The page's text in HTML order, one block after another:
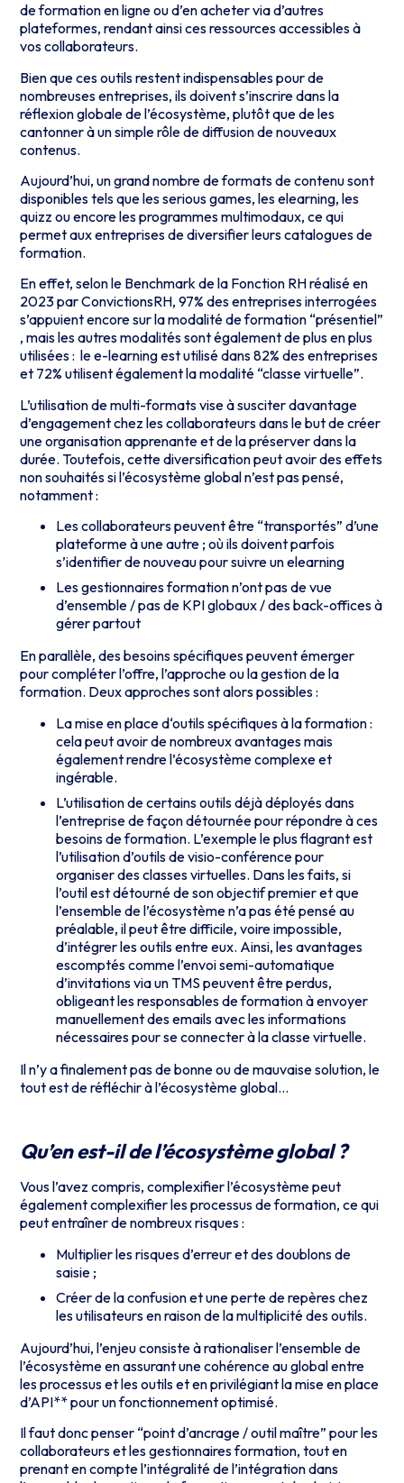
de formation en ligne ou d’en acheter via d’autres
plateformes, rendant ainsi ces ressources accessibles à
vos collaborateurs.
Bien que ces outils restent indispensables pour de
nombreuses entreprises, ils doivent s’inscrire dans la
réflexion globale de l’écosystème, plutôt que de les
cantonner à un simple rôle de diffusion de nouveaux
contenus.
Aujourd’hui, un grand nombre de formats de contenu sont
disponibles tels que les serious games, les elearning, les
quizz ou encore les programmes multimodaux, ce qui
permet aux entreprises de diversifier leurs catalogues de
formation.
En effet, selon le Benchmark de la Fonction RH réalisé en
2023 par ConvictionsRH, 97% des entreprises interrogées
s’appuient encore sur la modalité de formation “présentiel”
, mais les autres modalités sont également de plus en plus
utilisées : le e-learning est utilisé dans 82% des entreprises
et 72% utilisent également la modalité “classe virtuelle”.
L’utilisation de multi-formats vise à susciter davantage
d’engagement chez les collaborateurs dans le but de créer
une organisation apprenante et de la préserver dans la
durée. Toutefois, cette diversification peut avoir des effets
non souhaités si l’écosystème global n’est pas pensé,
notamment :
Les collaborateurs peuvent être “transportés” d’une
plateforme à une autre ; où ils doivent parfois
s’identifier de nouveau pour suivre un elearning
Les gestionnaires formation n’ont pas de vue
d’ensemble / pas de KPI globaux / des back-offices à
gérer partout
En parallèle, des besoins spécifiques peuvent émerger
pour compléter l’offre, l’approche ou la gestion de la
formation. Deux approches sont alors possibles :
La mise en place d‘outils spécifiques à la formation :
cela peut avoir de nombreux avantages mais
également rendre l’écosystème complexe et
ingérable.
L’utilisation de certains outils déjà déployés dans
l’entreprise de façon détournée pour répondre à ces
besoins de formation. L’exemple le plus flagrant est
l’utilisation d’outils de visio-conférence pour
organiser des classes virtuelles. Dans les faits, si
l’outil est détourné de son objectif premier et que
l’ensemble de l’écosystème n’a pas été pensé au
préalable, il peut être difficile, voire impossible,
d’intégrer les outils entre eux. Ainsi, les avantages
escomptés comme l’envoi semi-automatique
d’invitations via un TMS peuvent être perdus,
obligeant les responsables de formation à envoyer
manuellement des emails avec les informations
nécessaires pour se connecter à la classe virtuelle.
Il n’y a finalement pas de bonne ou de mauvaise solution, le
tout est de réfléchir à l’écosystème global…
Qu’en est-il de l’écosystème global ?
Vous l’avez compris, complexifier l’écosystème peut
également complexifier les processus de formation, ce qui
peut entraîner de nombreux risques :
Multiplier les risques d’erreur et des doublons de
saisie ;
Créer de la confusion et une perte de repères chez
les utilisateurs en raison de la multiplicité des outils.
Aujourd’hui, l’enjeu consiste à rationaliser l’ensemble de
l’écosystème en assurant une cohérence au global entre
les processus et les outils et en privilégiant la mise en place
d’API** pour un fonctionnement optimisé.
Il faut donc penser “point d’ancrage / outil maître” pour les
collaborateurs et les gestionnaires formation, tout en
prenant en compte l’intégralité de l’intégration dans